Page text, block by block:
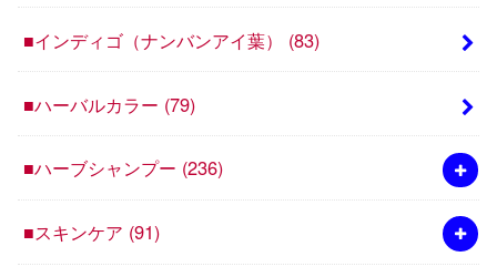
■インディゴ（ナンバンアイ葉） (83)
■ハーバルカラー (79)
■ハーブシャンプー (236)
■スキンケア (91)